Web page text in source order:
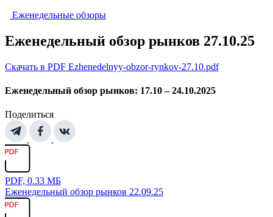
Еженедельные обзоры
Еженедельный обзор рынков 27.10.25
Скачать в PDF Ezhenedelnyy-obzor-rynkov-27.10.pdf
Еженедельный обзор рынков: 17.10 – 24.10.2025
Поделиться
PDF, 0.33 МБ
Еженедельный обзор рынков 22.09.25